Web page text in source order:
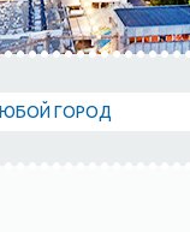
ГОРОД